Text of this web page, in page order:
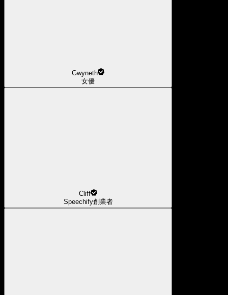
Gwyneth
女優
Cliff
Speechify創業者